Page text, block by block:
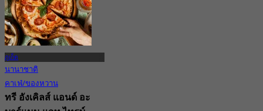
ภูเก็ต
นานาชาติ
คาเฟ่/ของหวาน
ทรี อังเคิลส์ แอนด์ อะ